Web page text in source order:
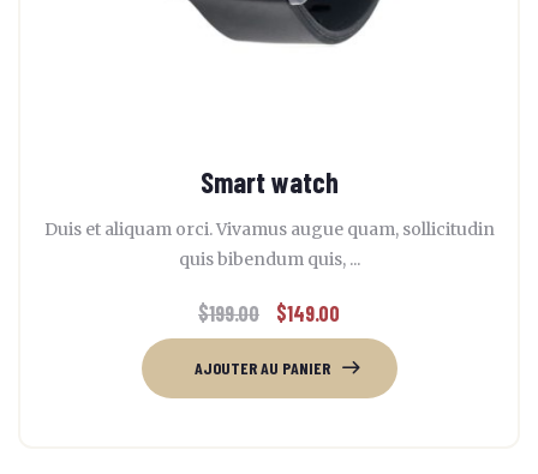
Smart watch
Duis et aliquam orci. Vivamus augue quam, sollicitudin
quis bibendum quis, ...
$199.00 $149.00
AJOUTER AU PANIER